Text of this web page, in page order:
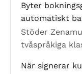
från
Byter
automatiskt
Stöder
tvåspråkiga
När signerar